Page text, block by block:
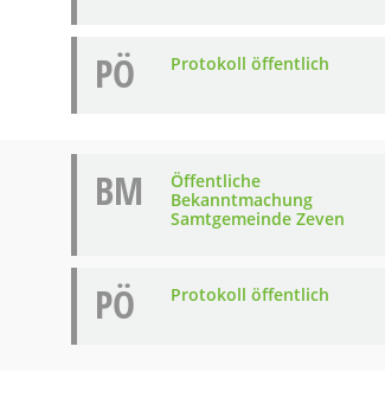
PÖ Protokoll öffentlich
BM
Öffentliche
Bekanntmachung
Samtgemeinde Zeven
PÖ Protokoll öffentlich